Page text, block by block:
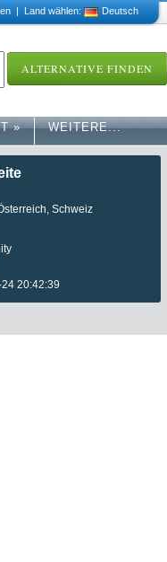
| Land wählen: Deutsch
ALTERNATIVE FINDEN
» WEITERE...
Schweiz
20:42:39